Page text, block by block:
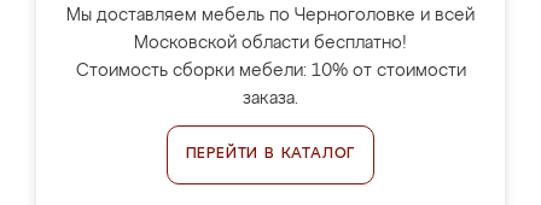
Мы доставляем мебель по Черноголовке и всей
Московской области бесплатно!
Стоимость сборки мебели: 10% от стоимости
заказа.
ПЕРЕЙТИ В КАТАЛОГ